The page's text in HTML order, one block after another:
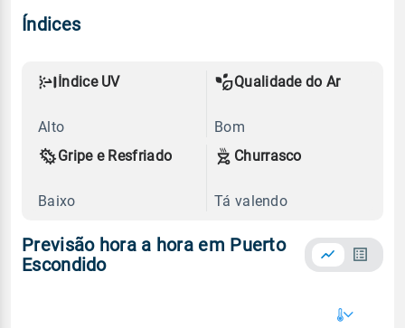
Índices
Índice UV
Alto
Qualidade do Ar
Bom
Gripe e Resfriado
Baixo
Churrasco
Tá valendo
Previsão hora a hora em Puerto
Escondido